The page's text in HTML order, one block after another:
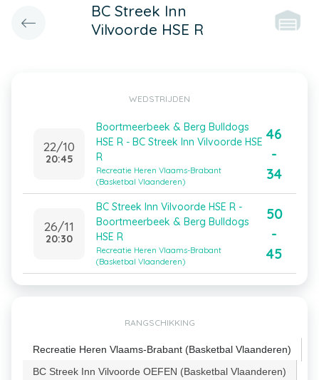
BC Streek Inn
Vilvoorde HSE R
WEDSTRIJDEN
22/10
20:45
Boortmeerbeek & Berg Bulldogs
HSE R - BC Streek Inn Vilvoorde HSE
R
Recreatie Heren Vlaams-Brabant
(Basketbal Vlaanderen)
46
-
34
26/11
20:30
BC Streek Inn Vilvoorde HSE R -
Boortmeerbeek & Berg Bulldogs
HSE R
Recreatie Heren Vlaams-Brabant
(Basketbal Vlaanderen)
50
-
45
RANGSCHIKKING
Recreatie Heren Vlaams-Brabant (Basketbal Vlaanderen)
BC Streek Inn Vilvoorde OEFEN (Basketbal Vlaanderen)